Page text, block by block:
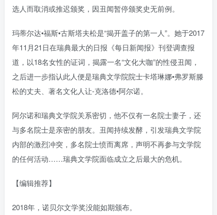
选人而取消或推迟颁奖，因丑闻暂停颁奖史无前例。
玛蒂尔达•福斯•古斯塔夫松是“揭开盖子的第一人”。她于2017
年11月21日在瑞典最大的日报《每日新闻报》刊登调查报
道，以18名女性的证词，揭露一名“文化大咖”的性侵丑闻，
之后进一步指认此人便是瑞典文学院院士卡塔琳娜•弗罗斯滕
松的丈夫、著名文化人让-克洛德•阿尔诺。
阿尔诺和瑞典文学院关系密切，他不仅有一名院士妻子，还
与多名院士是亲密的朋友。丑闻持续发酵，引发瑞典文学院
内部的激烈冲突，多名院士愤而离席，声明不再参与文学院
的任何活动……瑞典文学院面临成立之后最大的危机。
【编辑推荐】
2018年，诺贝尔文学奖没能如期颁布。